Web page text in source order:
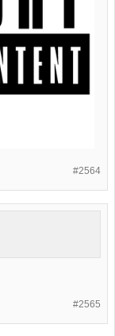
#2564
#2565